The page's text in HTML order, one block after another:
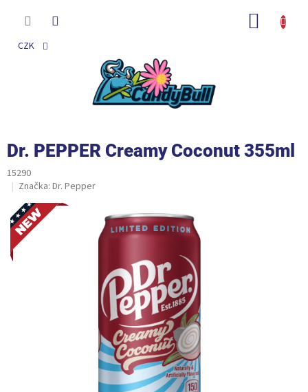
CZK
Dr. PEPPER Creamy Coconut 355ml
15290
Novinka
Značka: Dr. Pepper